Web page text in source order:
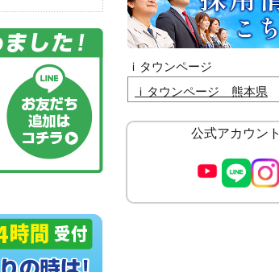
ｉタウンページ
ｉタウンページ 熊本県
公式アカウント